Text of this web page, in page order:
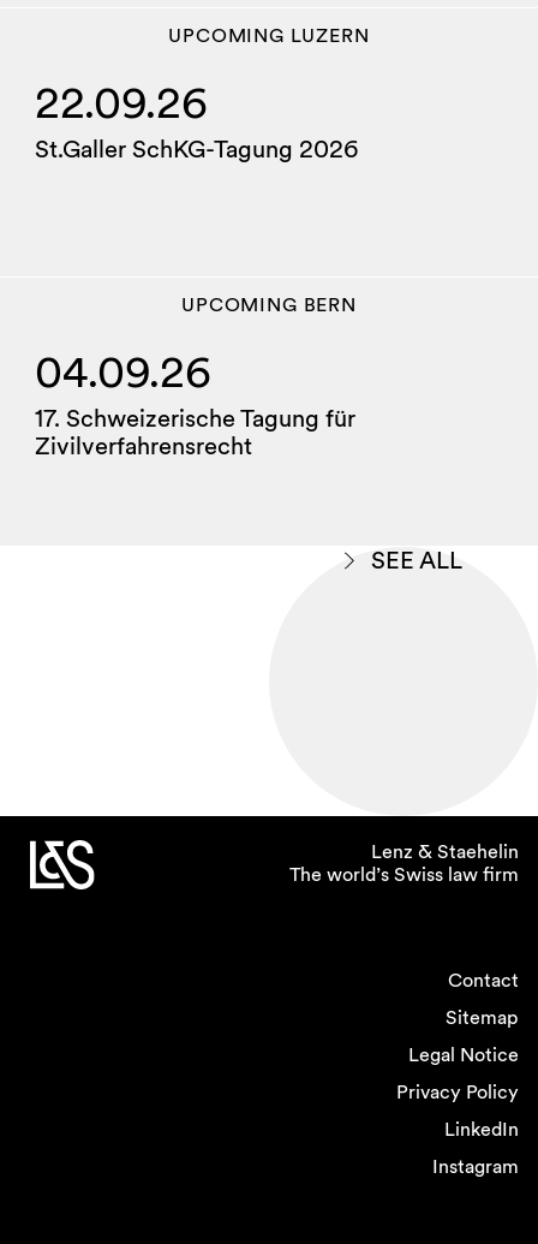
UPCOMING LUZERN
22.09.26
St.Galler SchKG-Tagung 2026
UPCOMING BERN
04.09.26
17. Schweizerische Tagung für
Zivilverfahrensrecht
SEE ALL
Lenz & Staehelin
The world’s Swiss law firm
Contact
Sitemap
Legal Notice
Privacy Policy
LinkedIn
Instagram